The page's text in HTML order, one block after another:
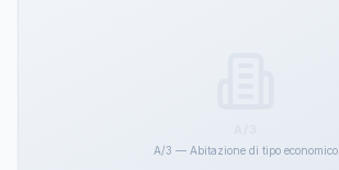
A/3 — Abitazione di tipo economico